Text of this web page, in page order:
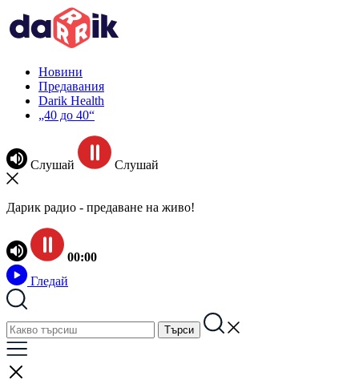
Новини
Предавания
Darik Health
„40 до 40“
Слушай Слушай
Дарик радио - предаване на живо!
00:00
Гледай